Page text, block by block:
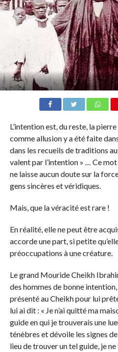
L’intention est, du reste, la
comme allusion y a été faite
dans les recueils de traditions
valent par l’intention » … Ce
ne laisse aucun doute sur la
gens sincères et véridiques.
Mais, que la véracité est rare !
En réalité, elle ne peut être
accorde une part, si petite
préoccupations à une créature.
Le grand Mouride Cheikh
des hommes de bonne
présenté au Cheikh pour lui
lui ai dit : « Je n’ai quitté ma
guide en qui je trouverais une
ténèbres et dévoile les signes
lieu de trouver un tel guide, je